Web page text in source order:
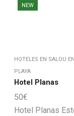
NEW
HOTELES EN SALOU
PLAYA
Hotel Planas
50€
Hotel Planas